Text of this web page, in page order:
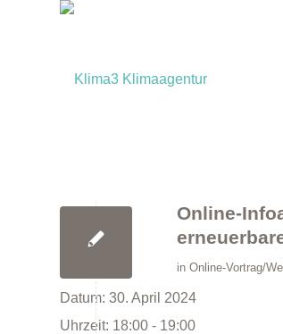
Online-
in Online-Vortrag/
Datum: 30. April 2024
Uhrzeit: 18:00 - 19:00